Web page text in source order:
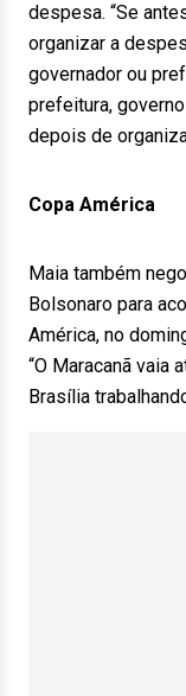
despesa. “Se
organizar a
governador ou
prefeitura,
depois de
Copa América
Maia também
Bolsonaro para
América, no
“O Maracanã vaia
Brasília